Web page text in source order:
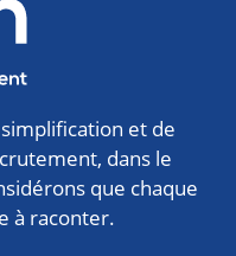
et de
dans le
que chaque
à raconter.